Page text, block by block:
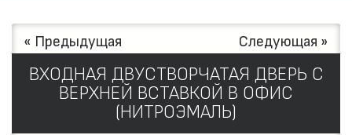
« Предыдущая Следующая »
ВХОДНАЯ ДВУСТВОРЧАТАЯ ДВЕРЬ С
ВЕРХНЕЙ ВСТАВКОЙ В ОФИС
(НИТРОЭМАЛЬ)